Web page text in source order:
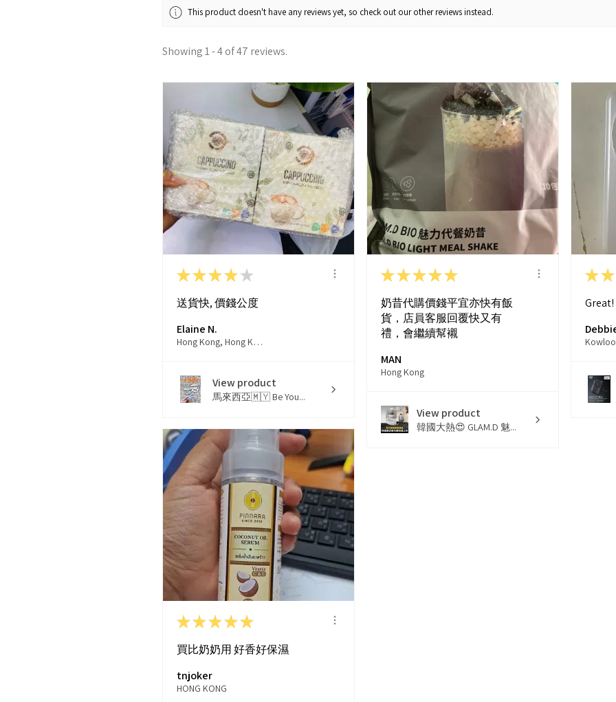
This product doesn't have any reviews yet, so check out our other reviews instead.
Showing 1 - 4 of 47 reviews.
★★★★ ★
送貨快, 價錢公度
Elaine N.
Hong Kong, Hong Kong
View product
馬來西亞🇲🇾 Be You...
★★★★★
奶昔代購價錢平宜亦快有飯
貨，店員客服回覆快又有
禮，會繼續幫襯
MAN
Hong Kong
View product
韓國大熱😍 GLAM.D 魅...
★★
Great!
★★★★★
買比奶奶用 好香好保濕
tnjoker
HONG KONG